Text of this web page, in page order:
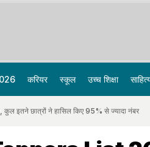
करियर स्कूल उच्च शिक्षा
इतने छात्रों ने हासिल किए 95% से ज्यादा नंबर